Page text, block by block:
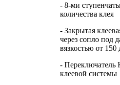
- 8-ми
количества клея
- Закрытая
через сопло под
вязкостью от 150
-
клеевой системы